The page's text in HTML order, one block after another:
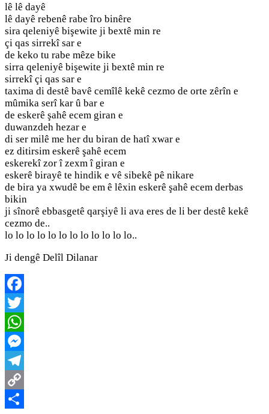
lê lê dayê
lê dayê rebenê rabe îro binêre
sira qeleniyê bişewite ji bextê min re
çi qas sirrekî sar e
de keko tu rabe mêze bike
sirra qeleniyê bişewite ji bextê min re
sirrekî çi qas sar e
taxima di destê bavê cemîlê kekê cezmo de orte zêrîn e
mûmika serî kar û bar e
de eskerê şahê ecem giran e
duwanzdeh hezar e
di ser milê me her du biran de hatî xwar e
ez ditirsim eskerê şahê ecem
eskerekî zor î zexm î giran e
eskerê birayê te hindik e vê sibekê pê nikare
de bira ya xwudê be em ê lêxin eskerê şahê ecem derbas
bikin
ji sînorê ebbasgetê qarşiyê li ava eres de li ber destê kekê
cezmo de..
lo lo lo lo lo lo lo lo lo lo lo lo..
Ji dengê Delîl Dilanar
Facebook
Twitter
WhatsApp
Messenger
Telegram
Copy